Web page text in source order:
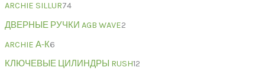
ARCHIE SILLUR74
ДВЕРНЫЕ РУЧКИ AGB WAVE2
ARCHIE А-К6
КЛЮЧЕВЫЕ ЦИЛИНДРЫ RUSH12